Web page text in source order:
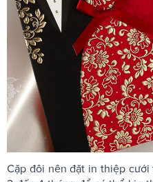
Cặp đôi nên đặt in thiệp